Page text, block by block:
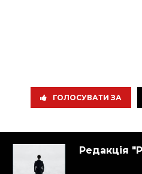
ГОЛОСУВАТИ ЗА
Редакція